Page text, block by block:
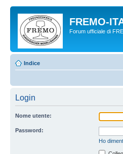
FREMO-
Forum ufficiale di
Indice
Login
Nome utente:
Password:
Ho